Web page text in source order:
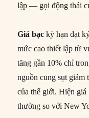
lập — gọi động thái
Giá bạc kỳ hạn đạt
mức cao thiết lập từ
tăng gần 10% chỉ
nguồn cung sụt giảm
của thế giới. Hiện giá
thường so với New